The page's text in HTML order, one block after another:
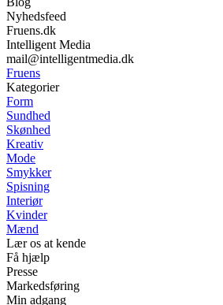
Nyhedsfeed
Fruens.dk
Intelligent Media
mail@intelligentmedia.dk
Fruens
Kategorier
Form
Sundhed
Skønhed
Kreativ
Mode
Smykker
Spisning
Interiør
Kvinder
Mænd
Lær os at kende
Få hjælp
Presse
Markedsføring
Min adgang